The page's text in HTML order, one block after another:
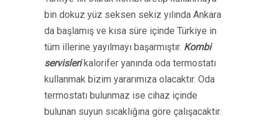
bin dokuz yüz seksen sekiz yılında Ankara
da başlamış ve kısa süre içinde Türkiye in
tüm illerine yayılmayı başarmıştır. Kombi
servislerikalorifer yanında oda termostatı
kullanmak bizim yararımıza olacaktır. Oda
termostatı bulunmaz ise cihaz içinde
bulunan suyun sıcaklığına göre çalışacaktır.